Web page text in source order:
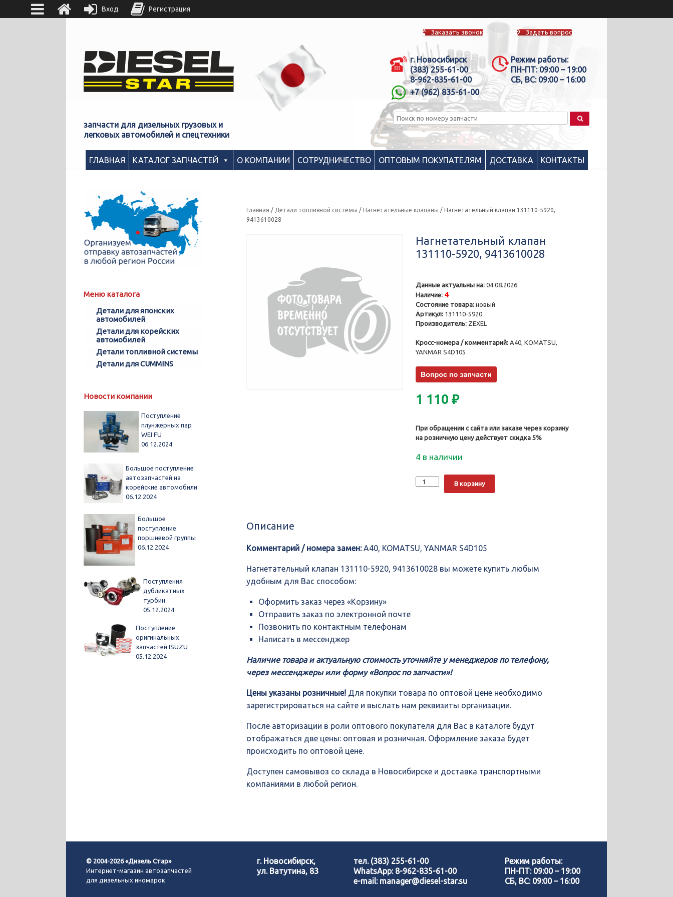
запчасти для дизельных грузовых и
легковых автомобилей и спецтехники
Заказать звонок Задать вопрос
г. Новосибирск
(383) 255-61-00
8-962-835-61-00
+7 (962) 835-61-00
Режим работы:
ПН-ПТ: 09:00 – 19:00
СБ, ВС: 09:00 – 16:00
ГЛАВНАЯ КАТАЛОГ ЗАПЧАСТЕЙ О КОМПАНИИ СОТРУДНИЧЕСТВО ОПТОВЫМ ПОКУПАТЕЛЯМ ДОСТАВКА КОНТАКТЫ
Главная / Детали топливной системы /Нагнетательные клапаны / Нагнетательный клапан 131110-5920,
9413610028
Нагнетательный клапан
131110-5920, 9413610028
Данные актуальны на: 04.08.2026
Наличие: 4
Состояние товара: новый
Артикул: 131110-5920
Производитель: ZEXEL
Кросс-номера / комментарий: A40, KOMATSU,
YANMAR S4D105
1 110₽
При обращении с сайта или заказе через корзину
на розничную цену действует скидка 5%
4 в наличии
Количество
Нагнетательный
В корзину
Описание
Комментарий / номера замен:A40, KOMATSU, YANMAR S4D105
Нагнетательный клапан 131110-5920, 9413610028 вы можете купить любым
удобным для Вас способом:
Оформить заказ через «Корзину»
Отправить заказ по электронной почте
Позвонить по контактным телефонам
Написать в мессенджер
Наличие товара и актуальную стоимость уточняйте у менеджеров по телефону,
через мессенджеры или форму «Вопрос по запчасти»!
Цены указаны розничные! Для покупки товара по оптовой цене необходимо
зарегистрироваться на сайте и выслать нам реквизиты организации.
После авторизации в роли оптового покупателя для Вас в каталоге будут
отображаться две цены: оптовая и розничная. Оформление заказа будет
происходить по оптовой цене.
Доступен самовывоз со склада в Новосибирске и доставка транспортными
компаниями в любой регион.
Меню каталога
Детали для японских
автомобилей
Детали для корейских
автомобилей
Детали топливной системы
Детали для CUMMINS
Новости компании
Поступление
плунжерных пар
WEI FU
06.12.2024
Большое поступление
автозапчастей на
корейские автомобили
06.12.2024
Большое
поступление
поршневой группы
06.12.2024
Поступления
дубликатных
турбин
05.12.2024
Поступление
оригинальных
запчастей ISUZU
05.12.2024
© 2004-2026 «Дизель Стар»
Интернет-магазин автозапчастей
для дизельных иномарок
г. Новосибирск,
ул. Ватутина, 83
тел. (383) 255-61-00
WhatsApp: 8-962-835-61-00
e-mail: manager@diesel-star.su
Режим работы:
ПН-ПТ: 09:00 – 19:00
СБ, ВС: 09:00 – 16:00
Вход Регистрация